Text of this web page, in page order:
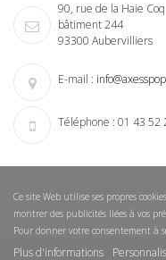
90, rue de la Haie Coq
bâtiment 244
93300 Aubervilliers
E-mail :
Téléphone : 01 43 52
Ce site Web utilise ses propres
montrer des publicités liées à vos
Pour donner votre consentement à
Plus d'informations